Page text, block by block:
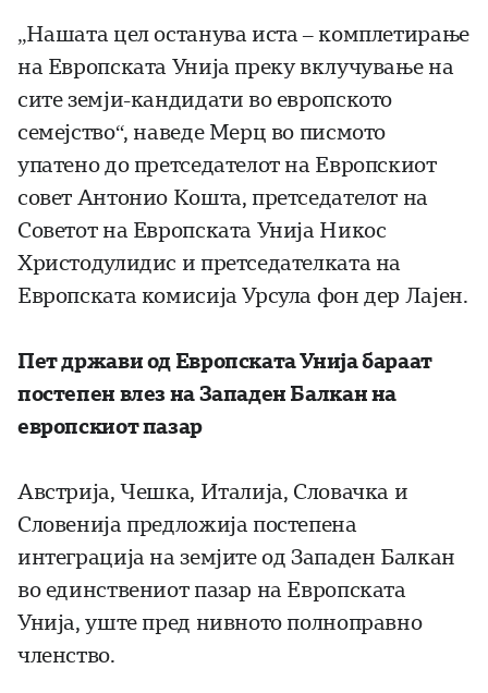
„Нашата цел останува иста – комплетирање
на Европската Унија преку вклучување на
сите земји-кандидати во европското
семејство“, наведе Мерц во писмото
упатено до претседателот на Европскиот
совет Антонио Кошта, претседателот на
Советот на Европската Унија Никос
Христодулидис и претседателката на
Европската комисија Урсула фон дер Лајен.
Пет држави од Европската Унија бараат
постепен влез на Западен Балкан на
европскиот пазар
Австрија, Чешка, Италија, Словачка и
Словенија предложија постепена
интеграција на земјите од Западен Балкан
во единствениот пазар на Европската
Унија, уште пред нивното полноправно
членство.